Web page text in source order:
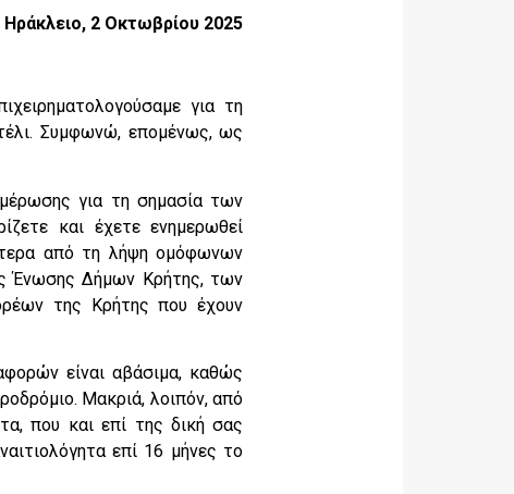
Ηράκλειο, 2 Οκτωβρίου 2025
για τη
Συμφωνώ, επομένως, ως
για τη σημασία των
και έχετε ενημερωθεί
από τη λήψη ομόφωνων
Ένωσης Δήμων Κρήτης, των
της Κρήτης που έχουν
είναι αβάσιμα, καθώς
Μακριά, λοιπόν, από
που και επί της δική σας
επί 16 μήνες το